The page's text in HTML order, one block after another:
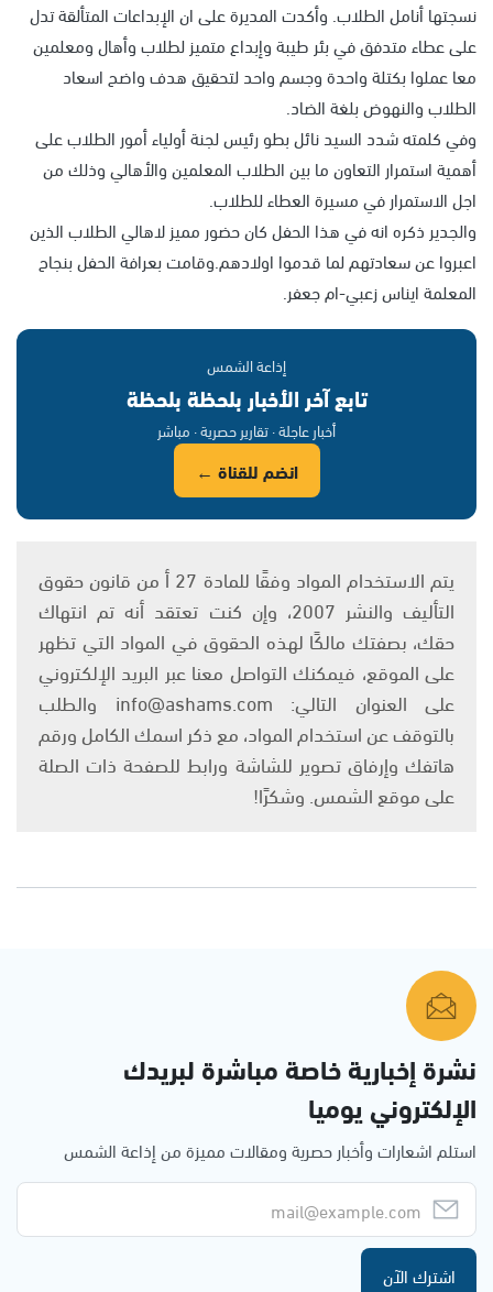
نسجتها أنامل الطلاب. وأكدت المديرة على ان الإبداعات المتألقة تدل
على عطاء متدفق في بئر طيبة وإبداع متميز لطلاب وأهال ومعلمين
معا عملوا بكتلة واحدة وجسم واحد لتحقيق هدف واضح اسعاد
الطلاب والنهوض بلغة الضاد.
وفي كلمته شدد السيد نائل بطو رئيس لجنة أولياء أمور الطلاب على
أهمية استمرار التعاون ما بين الطلاب المعلمين والأهالي وذلك من
اجل الاستمرار في مسيرة العطاء للطلاب.
والجدير ذكره انه في هذا الحفل كان حضور مميز لاهالي الطلاب الذين
اعبروا عن سعادتهم لما قدموا اولادهم.وقامت بعرافة الحفل بنجاح
المعلمة ايناس زعبي-ام جعفر.
إذاعة الشمس
تابع آخر الأخبار بلحظة بلحظة
أخبار عاجلة · تقارير حصرية · مباشر
انضم للقناة ←
يتم الاستخدام المواد وفقًا للمادة 27 أ من قانون حقوق
التأليف والنشر 2007، وإن كنت تعتقد أنه تم انتهاك
حقك، بصفتك مالكًا لهذه الحقوق في المواد التي تظهر
على الموقع، فيمكنك التواصل معنا عبر البريد الإلكتروني
على العنوان التالي: info@ashams.com والطلب
بالتوقف عن استخدام المواد، مع ذكر اسمك الكامل ورقم
هاتفك وإرفاق تصوير للشاشة ورابط للصفحة ذات الصلة
على موقع الشمس. وشكرًا!
نشرة إخبارية خاصة مباشرة لبريدك
الإلكتروني يوميا
استلم اشعارات وأخبار حصرية ومقالات مميزة من إذاعة الشمس
اشترك الآن